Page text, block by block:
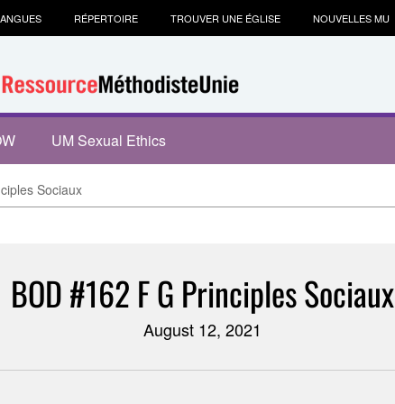
RÉPERTOIRE TROUVER UNE ÉGLISE NOUVELLES MU
UM Sexual Ethics
Sociaux
BOD #162 F G Principles Sociaux
August 12, 2021